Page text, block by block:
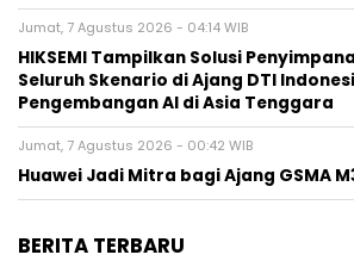
Jumat, 7 Agustus 2026 - 04:14 WIB
HIKSEMI Tampilkan Solusi
Seluruh Skenario di Ajang DTI
Pengembangan AI di Asia Tenggara
Jumat, 7 Agustus 2026 - 00:42 WIB
Huawei Jadi Mitra bagi Ajang GSMA
BERITA TERBARU